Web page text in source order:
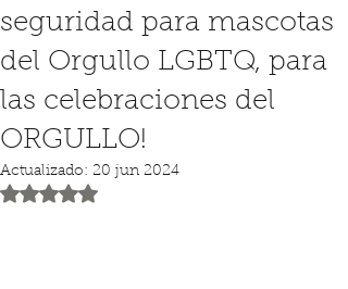
seguridad para mascotas
del Orgullo LGBTQ, para
las celebraciones del
ORGULLO!
Actualizado: 20 jun 2024
Obtuvo NaN de 5 estrellas.